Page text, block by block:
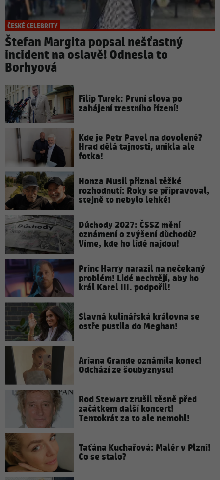
ČESKÉ CELEBRITY
Štefan Margita popsal nešťastný
incident na oslavě! Odnesla to
Borhyová
Filip Turek: První slova po
zahájení trestního řízení!
Kde je Petr Pavel na dovolené?
Hrad dělá tajnosti, unikla ale
fotka!
Honza Musil přiznal těžké
rozhodnutí: Roky se připravoval,
stejně to nebylo lehké!
Důchody 2027: ČSSZ mění
oznámení o zvýšení důchodů?
Víme, kde ho lidé najdou!
Princ Harry narazil na nečekaný
problém! Lidé nechtějí, aby ho
král Karel III. podpořil!
Slavná kulinářská královna se
ostře pustila do Meghan!
Ariana Grande oznámila konec!
Odchází ze šoubyznysu!
Rod Stewart zrušil těsně před
začátkem další koncert!
Tentokrát za to ale nemohl!
Taťána Kuchařová: Malér v Plzni!
Co se stalo?